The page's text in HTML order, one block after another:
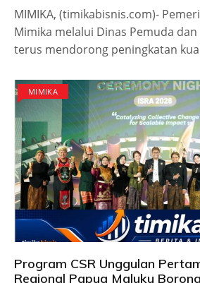
MIMIKA, (timikabisnis.com)-
Mimika melalui Dinas Pemuda
terus mendorong peningkatan
MIMIKA
Program CSR Unggulan
Regional Papua Maluku